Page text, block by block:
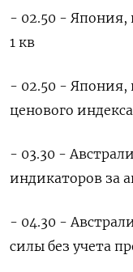
- 02.50 - Япония,
1 кв
- 02.50 - Япония,
ценового
- 03.30 -
индикаторов за
- 04.30 -
силы без учета